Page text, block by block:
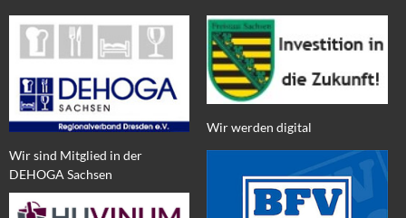
Wir sind Mitglied in der
DEHOGA Sachsen
Wir werden digital